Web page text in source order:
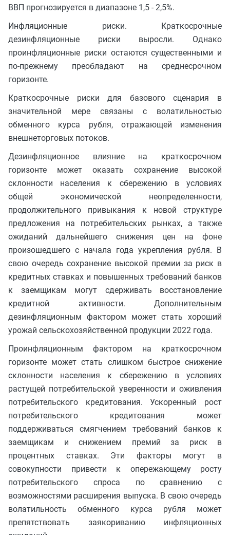
ВВП прогнозируется в диапазоне 1,5 - 2,5%.
Инфляционные риски. Краткосрочные
дезинфляционные риски выросли. Однако
проинфляционные риски остаются существенными и
по-прежнему преобладают на среднесрочном
горизонте.
Краткосрочные риски для базового сценария в
значительной мере связаны с волатильностью
обменного курса рубля, отражающей изменения
внешнеторговых потоков.
Дезинфляционное влияние на краткосрочном
горизонте может оказать сохранение высокой
склонности населения к сбережению в условиях
общей экономической неопределенности,
продолжительного привыкания к новой структуре
предложения на потребительских рынках, а также
ожиданий дальнейшего снижения цен на фоне
произошедшего с начала года укрепления рубля. В
свою очередь сохранение высокой премии за риск в
кредитных ставках и повышенных требований банков
к заемщикам могут сдерживать восстановление
кредитной активности. Дополнительным
дезинфляционным фактором может стать хороший
урожай сельскохозяйственной продукции 2022 года.
Проинфляционным фактором на краткосрочном
горизонте может стать слишком быстрое снижение
склонности населения к сбережению в условиях
растущей потребительской уверенности и оживления
потребительского кредитования. Ускоренный рост
потребительского кредитования может
поддерживаться смягчением требований банков к
заемщикам и снижением премий за риск в
процентных ставках. Эти факторы могут в
совокупности привести к опережающему росту
потребительского спроса по сравнению с
возможностями расширения выпуска. В свою очередь
волатильность обменного курса рубля может
препятствовать заякориванию инфляционных